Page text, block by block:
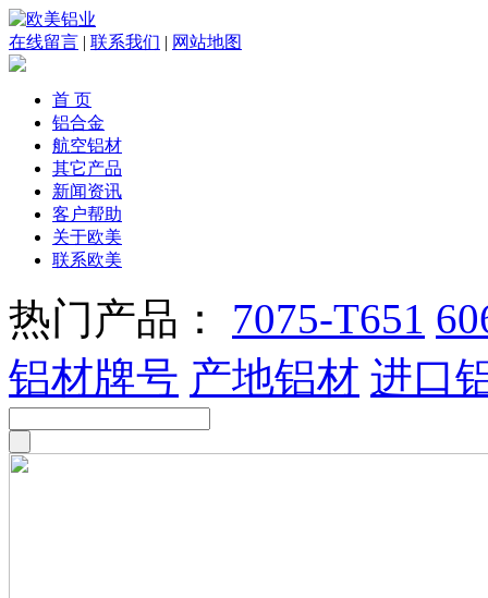
在线留言 | 联系我们 | 网站地图
首 页
铝合金
航空铝材
其它产品
新闻资讯
客户帮助
关于欧美
联系欧美
热门产品： 7075-T651
铝材牌号 产地铝材 进口